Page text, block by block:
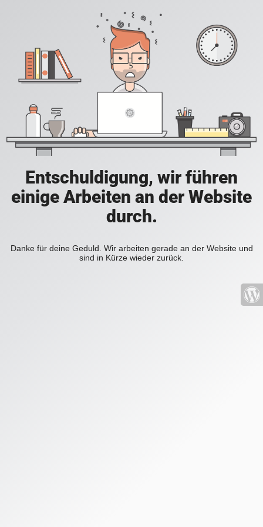
Entschuldigung, wir führen
einige Arbeiten an der Website
durch.
Danke für deine Geduld. Wir arbeiten gerade an der Website und
sind in Kürze wieder zurück.